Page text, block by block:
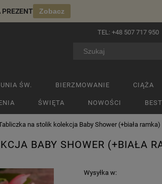
PREZENT Zobacz
TEL: +48 507 717 950
ŚW. BIERZMOWANIE CIĄŻA
ŚWIĘTA NOWOŚCI
na stolik kolekcja Baby Shower (+biała ramka)
BABY SHOWER (+BIAŁA
Wysyłka w: